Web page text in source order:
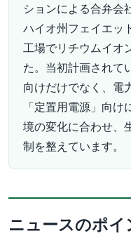
ションによる合弁会
ハイオ州フェイエッ
工場でリチウムイオ
た。当初計画されて
向けだけでなく、電
「定置用電源」向
境の変化に合わせ、
制を整えています。
ニュースのポイ